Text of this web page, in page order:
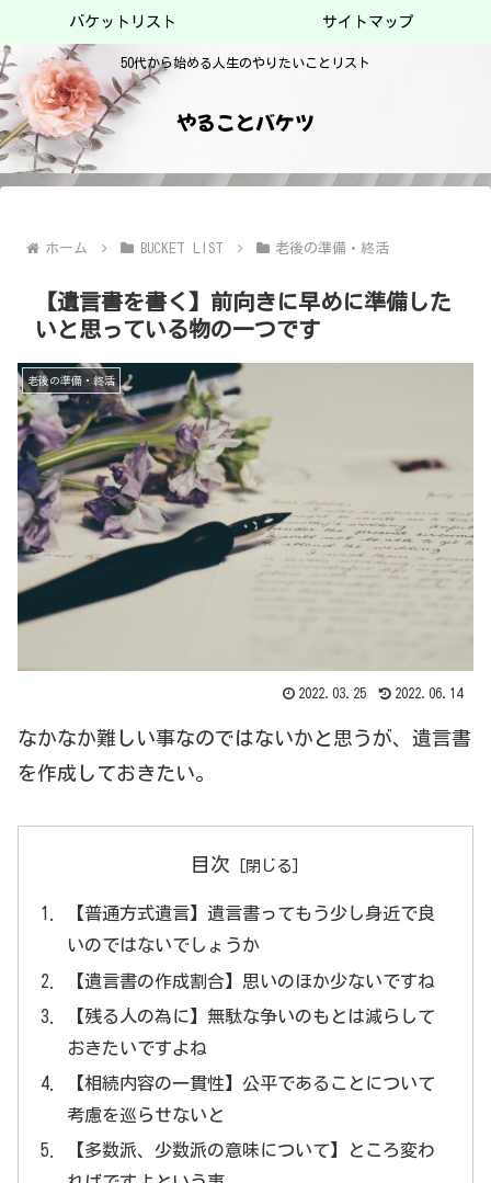
50代から始める人生のやりたいことリスト
やることバケツ
バケットリスト サイトマップ
ホーム BUCKET LIST 老後の準備・終活
【遺言書を書く】前向きに早めに準備した
いと思っている物の一つです
老後の準備・終活
2022.03.25 2022.06.14
なかなか難しい事なのではないかと思うが、遺言書
を作成しておきたい。
目次
【普通方式遺言】遺言書ってもう少し身近で良
いのではないでしょうか
【遺言書の作成割合】思いのほか少ないですね
【残る人の為に】無駄な争いのもとは減らして
おきたいですよね
【相続内容の一貫性】公平であることについて
考慮を巡らせないと
【多数派、少数派の意味について】ところ変わ